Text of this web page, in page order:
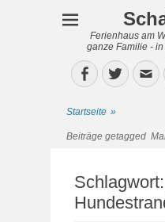
Ferienhaus am
ganze Familie -
Facebook
Twitter
Startseite »
Beiträge getagged
Schlagwort: